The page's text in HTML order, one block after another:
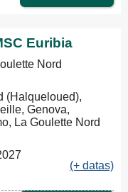
Euribia
Nord
(Halqueloued),
Genova,
La Goulette Nord
(+ datas)